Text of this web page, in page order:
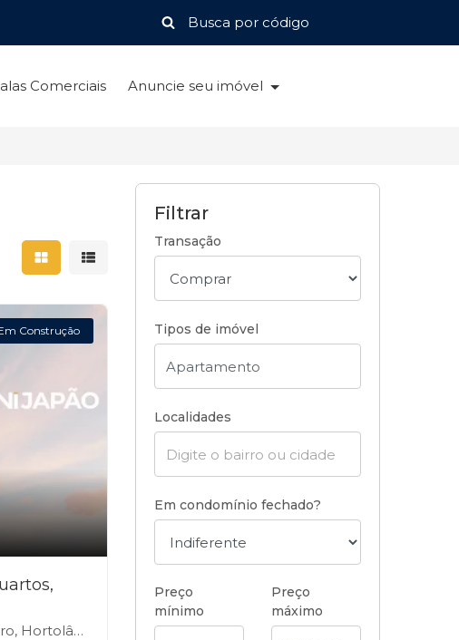
Comerciais Anuncie seu imóvel
Mostrar resultados em grade
Mostrar resultados em lista
Construção
SP
Filtrar
Transação
Tipos de imóvel
Localidades
Em condomínio fechado?
Preço
mínimo
Preço
máximo